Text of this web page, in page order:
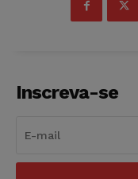
Inscreva-se